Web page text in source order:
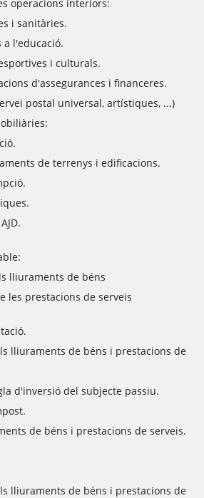
operacions interiors:
i sanitàries.
a l'educació.
i culturals.
d'assegurances i financeres.
postal universal, artístiques, ...)
de terrenys i edificacions.
lliuraments de béns
les prestacions de serveis
lliuraments de béns i prestacions de
d'inversió del subjecte passiu.
de béns i prestacions de serveis.
lliuraments de béns i prestacions de